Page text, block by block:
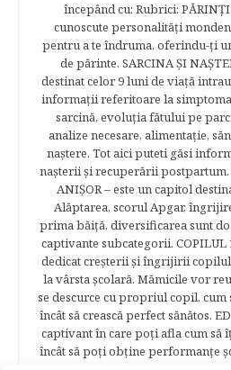
începând cu: Rubrici: PĂRINŢI
cunoscute personalităţi
pentru a te îndruma, oferindu-ţi
de părinte. SARCINA ŞI
destinat celor 9 luni de viaţă
informaţii referitoare la
sarcină, evoluţia fătului pe
analize necesare, alimentaţie,
naştere. Tot aici puteti găsi
naşterii şi recuperării postpartum.
ANIŞOR – este un capitol
Alăptarea, scorul Apgar,
prima băiţă, diversificarea sunt
captivante subcategorii. COPILUL
dedicat creşterii şi îngrijirii
la vârsta şcolară. Mămicile vor
se descurce cu propriul copil, cum
încât să crească perfect sănătos.
captivant în care poţi afla cum să
încât să poţi obţine performanţe